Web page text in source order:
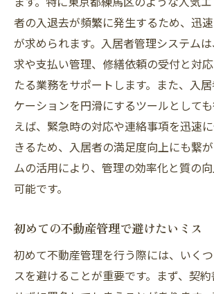
練馬区における不動産管理の極意
ト
地域に根ざした管理会社の利
柔軟な管理プランの重要性
不動産価値を高めるDIYのす
快適な住まい作りのための最
住む人が誇れる不動産管理の
者の入退去が頻繁に発生するため、迅
が求められます。入居者管理システム
求や支払い管理、修繕依頼の受付と対
たる業務をサポートします。また、入
ケーションを円滑にするツールとして
えば、緊急時の対応や連絡事項を迅速
きるため、入居者の満足度向上にも繋
ムの活用により、管理の効率化と質の
可能です。
初めての不動産管理で避けたいミス
初めて不動産管理を行う際には、いく
スを避けることが重要です。まず、契